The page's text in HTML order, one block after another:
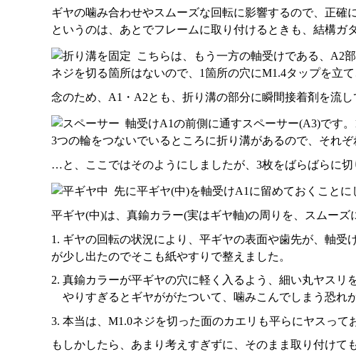
ギヤの噛み合わせやスムーズな回転に影響するので、正確
というのは、あとでフレームに取り付けるときも、結構ガ
こちらは、もう一方の軸受けである、A2部
ネジを切る箇所はないので、1箇所の穴にM1.4タップを立て
念のため、A1・A2とも、折り溝の部分に瞬間接着剤を流し
軸受けA1の前側に通すスペーサー(A3)です
3つの輪をつないでいるところに折り溝があるので、それぞ
…と、ここではそのようにしましたが、3枚をばらばらに
先に平ギヤ(中)を軸受けA1に留めておくこと
平ギヤ(中)は、真鍮カラー(実はギヤ軸)の周りを、スムーズ
1. ギヤの回転の状況により、平ギヤの表面や歯先が、軸
が少し出たのでそこも紙やすりで整えました。
2. 真鍮カラーが平ギヤの穴に軽く入るよう、細い丸ヤスリ
やりすぎるとギヤががたついて、噛みこんでしまう恐れ
3. 本当は、M1.0ネジを切った面のカエリも平らにヤスっ
もしかしたら、あまり考えすぎずに、そのまま取り付けて